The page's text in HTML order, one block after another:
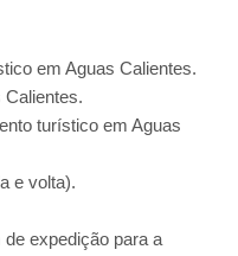
em Aguas Calientes.
turístico em Aguas
e volta).
expedição para a